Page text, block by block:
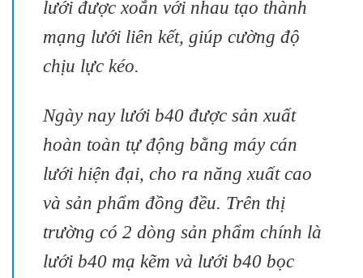
lưới được xoắn với nhau tạo thành
mạng lưới liên kết, giúp cường độ
chịu lực kéo.
Ngày nay lưới b40 được sản xuất
hoàn toàn tự động bằng máy cán
lưới hiện đại, cho ra năng xuất cao
và sản phẩm đồng đều. Trên thị
trường có 2 dòng sản phẩm chính là
lưới b40 mạ kẽm và lưới b40 bọc